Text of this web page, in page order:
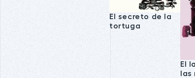
El secreto de la
tortuga
El
las